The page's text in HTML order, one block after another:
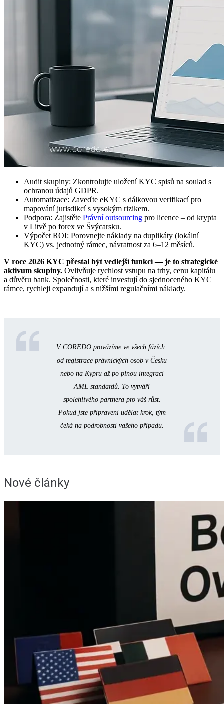
Audit skupiny: Zkontrolujte uložení KYC spisů na soulad s
ochranou údajů GDPR.
Automatizace: Zaveďte eKYC s dálkovou verifikací pro
mapování jurisdikcí s vysokým rizikem.
Podpora: Zajistěte Právní outsourcing pro licence – od krypta
v Litvě po forex ve Švýcarsku.
Výpočet ROI: Porovnejte náklady na duplikáty (lokální
KYC) vs. jednotný rámec, návratnost za 6–12 měsíců.
V roce 2026 KYC přestal být vedlejší funkcí — je to strategické
aktivum skupiny. Ovlivňuje rychlost vstupu na trhy, cenu kapitálu
a důvěru bank. Společnosti, které investují do sjednoceného KYC
rámce, rychleji expandují a s nižšími regulačními náklady.
V COREDO provázíme ve všech fázích:
od registrace právnických osob v Česku
nebo na Kypru až po plnou integraci
AML standardů. To vytváří
spolehlivého partnera pro váš růst.
Pokud jste připraveni udělat krok, tým
čeká na podrobnosti vašeho případu.
Nové články